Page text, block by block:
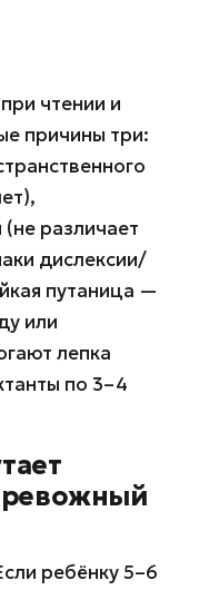
чтении и
причины три:
различает
дислексии/
путаница —
или
лепка
по 3–4
ребёнку 5–6